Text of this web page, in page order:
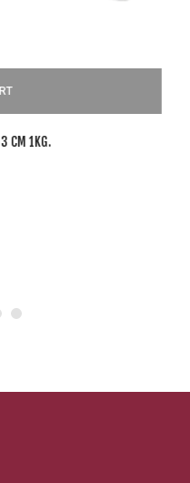
FAELLA – CALAMARATA-500GR.